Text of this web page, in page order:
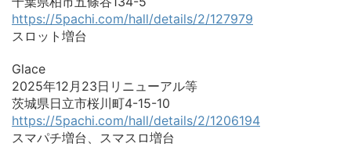
https://5pachi.com/hall/details/2/127979
スロット増台
Glace
2025年12月23日リニューアル等
茨城県日立市桜川町4-15-10
https://5pachi.com/hall/details/2/1206194
スマパチ増台、スマスロ増台